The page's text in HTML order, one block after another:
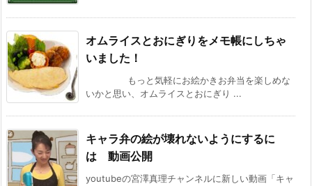
オムライスとおにぎりをメモ帳にしちゃ
いました！
もっと気軽にお絵かきお弁当を楽しめな
いかと思い、オムライスとおにぎり ...
キャラ弁の絵が壊れないようにするに
は 動画公開
youtubeの宮澤真理チャンネルに新しい動画「キャ